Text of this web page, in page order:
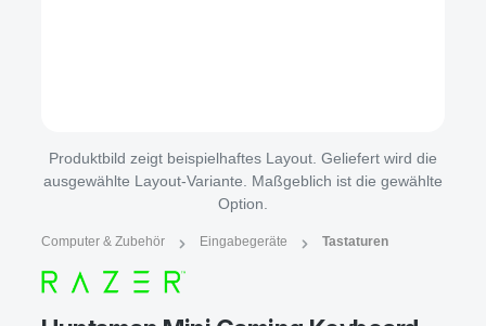
Produktbild zeigt beispielhaftes Layout. Geliefert wird die
ausgewählte Layout-Variante. Maßgeblich ist die gewählte
Option.
Computer & Zubehör Eingabegeräte Tastaturen